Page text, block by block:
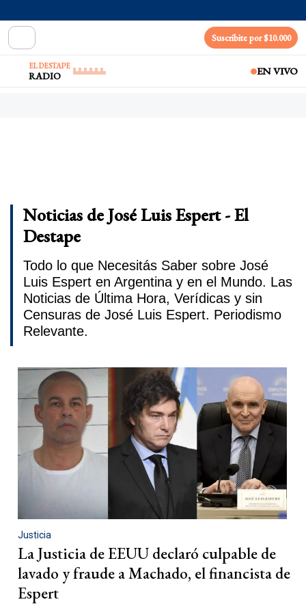
Suscribite por $10.000
EL DESTAPE
RADIO EN VIVO
Noticias de José Luis Espert - El
Destape
Todo lo que Necesitás Saber sobre José
Luis Espert en Argentina y en el Mundo. Las
Noticias de Última Hora, Verídicas y sin
Censuras de José Luis Espert. Periodismo
Relevante.
Justicia
La Justicia de EEUU declaró culpable de
lavado y fraude a Machado, el financista de
Espert